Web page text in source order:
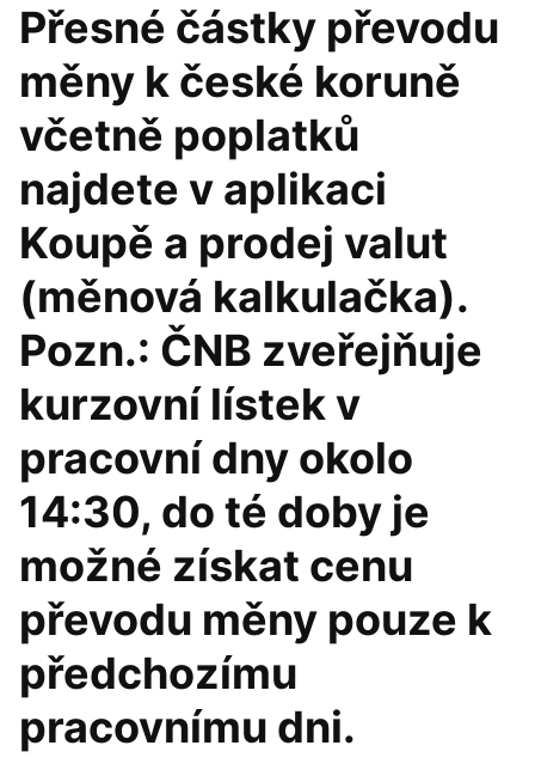
Přesné částky převodu
měny k české koruně
včetně poplatků
najdete v aplikaci
Koupě a prodej valut
(měnová kalkulačka).
Pozn.: ČNB zveřejňuje
kurzovní lístek v
pracovní dny okolo
14:30, do té doby je
možné získat cenu
převodu měny pouze k
předchozímu
pracovnímu dni.